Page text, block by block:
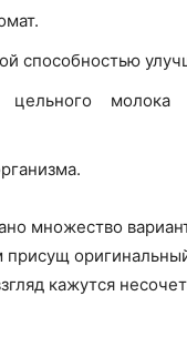
способностью
молока
множество
кажутся